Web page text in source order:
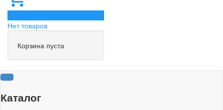
Нет товаров
Корзина пуста
Каталог